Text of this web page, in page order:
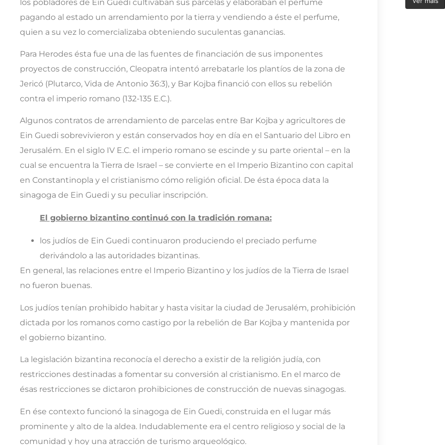
los pobladores de Ein Guedi cultivaban sus parcelas y elaboraban el perfume
pagando al estado un arrendamiento por la tierra y vendiendo a éste el perfume,
quien a su vez lo comercializaba obteniendo suculentas ganancias.
Para Herodes ésta fue una de las fuentes de financiación de sus imponentes
proyectos de construcción, Cleopatra intentó arrebatarle los plantíos de la zona de
Jericó (Plutarco, Vida de Antonio 36:3), y Bar Kojba financió con ellos su rebelión
contra el imperio romano (132-135 E.C.).
Algunos contratos de arrendamiento de parcelas entre Bar Kojba y agricultores de
Ein Guedi sobrevivieron y están conservados hoy en día en el Santuario del Libro en
Jerusalém. En el siglo IV E.C. el imperio romano se escinde y su parte oriental – en la
cual se encuentra la Tierra de Israel – se convierte en el Imperio Bizantino con capital
en Constantinopla y el cristianismo cómo religión oficial. De ésta época data la
sinagoga de Ein Guedi y su peculiar inscripción.
El gobierno bizantino continuó con la tradición romana:
los judíos de Ein Guedi continuaron produciendo el preciado perfume
derivándolo a las autoridades bizantinas.
En general, las relaciones entre el Imperio Bizantino y los judíos de la Tierra de Israel
no fueron buenas.
Los judíos tenían prohibido habitar y hasta visitar la ciudad de Jerusalém, prohibición
dictada por los romanos como castigo por la rebelión de Bar Kojba y mantenida por
el gobierno bizantino.
La legislación bizantina reconocía el derecho a existir de la religión judía, con
restricciones destinadas a fomentar su conversión al cristianismo. En el marco de
ésas restricciones se dictaron prohibiciones de construcción de nuevas sinagogas.
En ése contexto funcionó la sinagoga de Ein Guedi, construida en el lugar más
prominente y alto de la aldea. Indudablemente era el centro religioso y social de la
comunidad y hoy una atracción de turismo arqueológico.